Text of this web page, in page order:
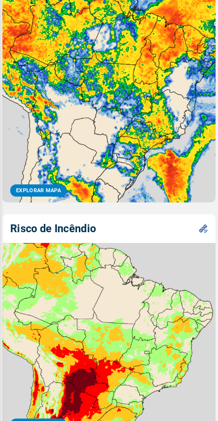
EXPLORAR MAPA
Risco de Incêndio